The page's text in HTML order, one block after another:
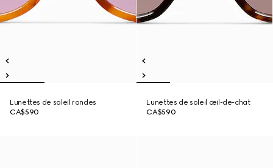
Lunettes de soleil rondes
CA$590
Lunettes de soleil œil-de-chat
CA$590